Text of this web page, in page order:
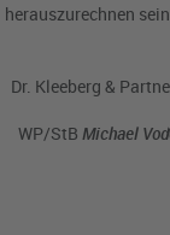
herauszurechnen
Dr. Kleeberg &
WP/StB Michael